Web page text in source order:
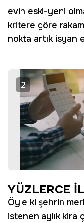
evin eski-yeni
kritere göre
nokta artık isyan
2
YÜZLERCE
Öyle ki şehrin
istenen aylık kira